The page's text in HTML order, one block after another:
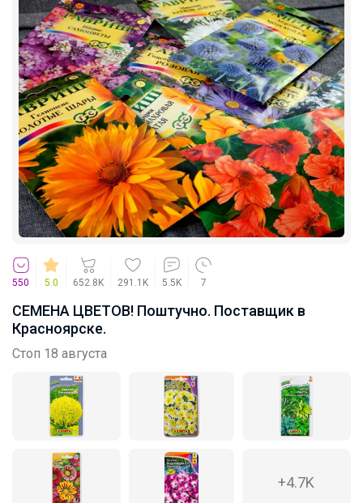
550 5.0 652.8K 291.1K 5.5K 7
СЕМЕНА ЦВЕТОВ! Поштучно. Поставщик в
Красноярске.
Стоп 18 августа
+4.7K
Атлантика
Женские носки 10 пар/250р
Эмилия!
Трендовый цвет, девчонки оценят. А
мамам понравится цена — всего 820
рублей
Брюнетка
Идеальное поло для школы —
комфорт, стиль и отличная посадка
Леныра